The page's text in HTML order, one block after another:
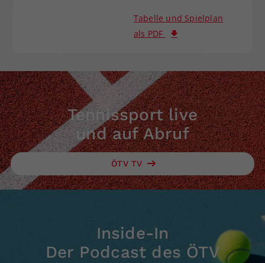
Tabelle und Spielplan
als PDF
Tennissport live
und auf Abruf
ÖTV TV
Inside-In
Der Podcast des ÖTV